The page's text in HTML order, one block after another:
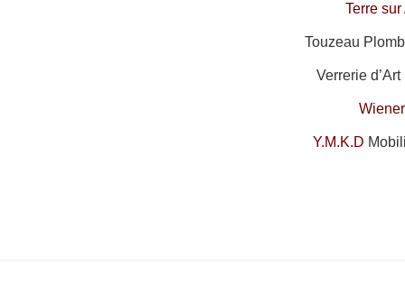
Terre
Touzeau
Verrerie
Y.M.K.D